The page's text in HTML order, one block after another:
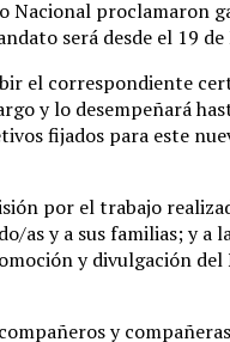
proclamaron
será desde el 19
el correspondiente
y lo desempeñará
fijados para este
por el trabajo
y a sus familias; y a
y divulgación
y